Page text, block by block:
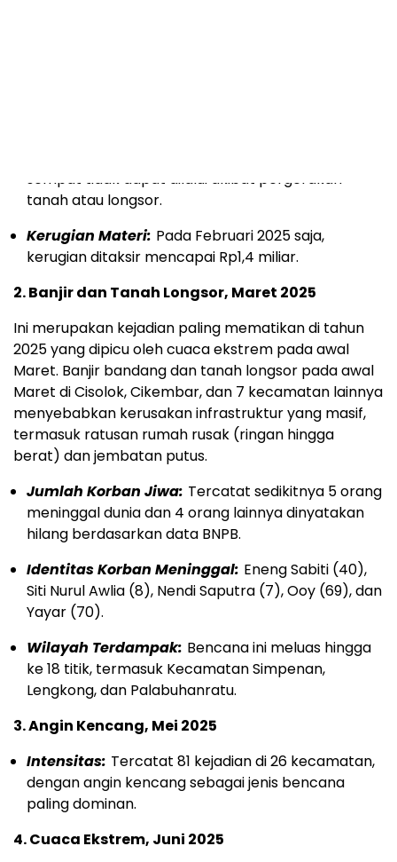
sempat tidak dapat dilalui akibat pergerakan
tanah atau longsor.
Kerugian Materi: Pada Februari 2025 saja,
kerugian ditaksir mencapai Rp1,4 miliar.
2. Banjir dan Tanah Longsor, Maret 2025
Ini merupakan kejadian paling mematikan di tahun
2025 yang dipicu oleh cuaca ekstrem pada awal
Maret. Banjir bandang dan tanah longsor pada awal
Maret di Cisolok, Cikembar, dan 7 kecamatan lainnya
menyebabkan kerusakan infrastruktur yang masif,
termasuk ratusan rumah rusak (ringan hingga
berat) dan jembatan putus.
Jumlah Korban Jiwa: Tercatat sedikitnya 5 orang
meninggal dunia dan 4 orang lainnya dinyatakan
hilang berdasarkan data BNPB.
Identitas Korban Meninggal: Eneng Sabiti (40),
Siti Nurul Awlia (8), Nendi Saputra (7), Ooy (69), dan
Yayar (70).
Wilayah Terdampak: Bencana ini meluas hingga
ke 18 titik, termasuk Kecamatan Simpenan,
Lengkong, dan Palabuhanratu.
3. Angin Kencang, Mei 2025
Intensitas: Tercatat 81 kejadian di 26 kecamatan,
dengan angin kencang sebagai jenis bencana
paling dominan.
4. Cuaca Ekstrem, Juni 2025